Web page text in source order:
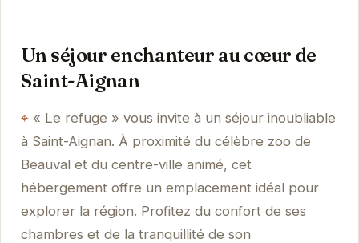
Un séjour enchanteur au cœur de
Saint-Aignan
« Le refuge » vous invite à un séjour inoubliable
à Saint-Aignan. À proximité du célèbre zoo de
Beauval et du centre-ville animé, cet
hébergement offre un emplacement idéal pour
explorer la région. Profitez du confort de ses
chambres et de la tranquillité de son